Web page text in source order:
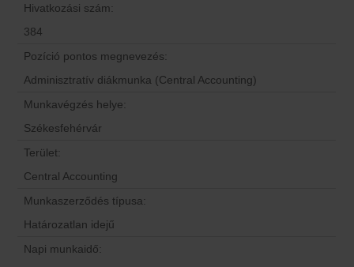
Hivatkozási szám:
384
Pozíció pontos megnevezés:
Adminisztratív diákmunka (Central Accounting)
Munkavégzés helye:
Székesfehérvár
Terület:
Central Accounting
Munkaszerződés típusa:
Határozatlan idejű
Napi munkaidő: